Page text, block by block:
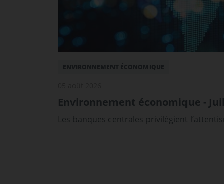
ENVIRONNEMENT ÉCONOMIQUE
Environnement économique -
Les banques centrales privilégient